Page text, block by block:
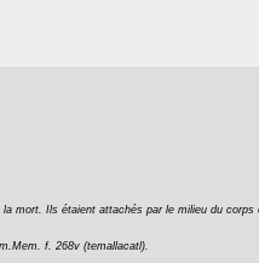
Ils étaient attachés par le milieu du
f. 268v (temallacatl).